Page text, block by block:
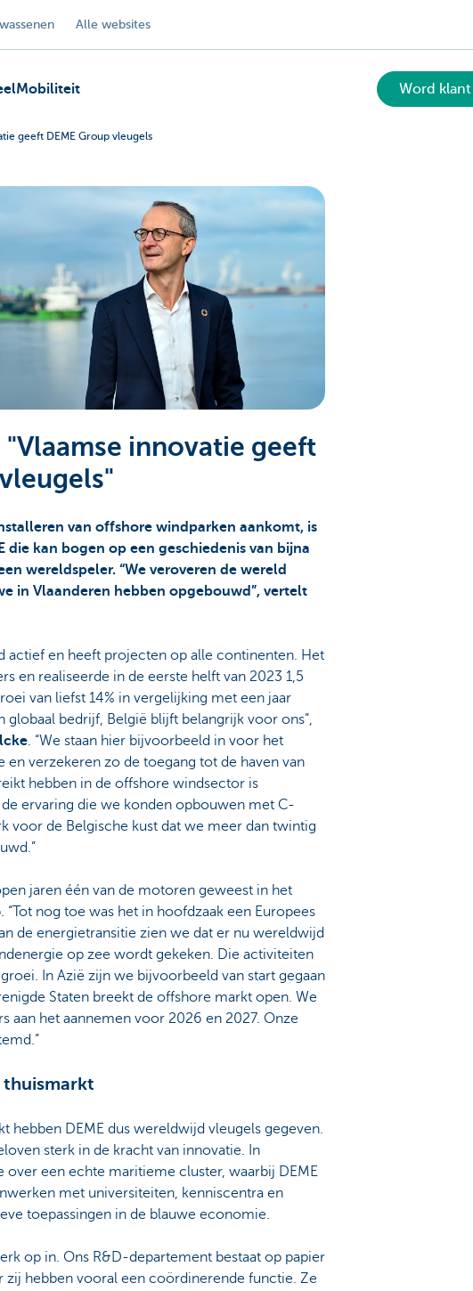
Alle websites
Mobiliteit Word klant
geeft DEME Group vleugels
"Vlaamse innovatie geeft
van offshore windparken aankomt, is
die kan bogen op een geschiedenis van bijna
wereldspeler. “We veroveren de wereld
in Vlaanderen hebben opgebouwd”, vertelt
actief en heeft projecten op alle continenten. Het
en realiseerde in de eerste helft van 2023 1,5
van liefst 14% in vergelijking met een jaar
globaal bedrijf, België blijft belangrijk voor ons”,
. “We staan hier bijvoorbeeld in voor het
en verzekeren zo de toegang tot de haven van
hebben in de offshore windsector is
ervaring die we konden opbouwen met C-
voor de Belgische kust dat we meer dan twintig
jaren één van de motoren geweest in het
nog toe was het in hoofdzaak een Europees
de energietransitie zien we dat er nu wereldwijd
op zee wordt gekeken. Die activiteiten
In Azië zijn we bijvoorbeeld van start gegaan
Staten breekt de offshore markt open. We
aan het aannemen voor 2026 en 2027. Onze
thuismarkt
hebben DEME dus wereldwijd vleugels gegeven.
sterk in de kracht van innovatie. In
over een echte maritieme cluster, waarbij DEME
met universiteiten, kenniscentra en
toepassingen in de blauwe economie.
op in. Ons R&D-departement bestaat op papier
zij hebben vooral een coördinerende functie. Ze